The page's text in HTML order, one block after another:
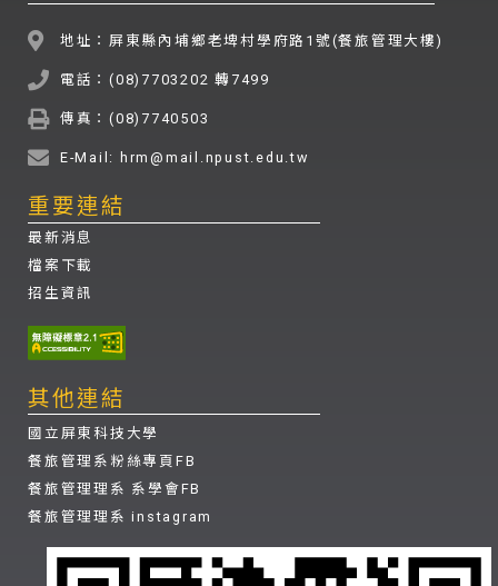
地址：屏東縣內埔鄉老埤村學府路1號(餐旅管理大樓)
電話：(08)7703202 轉7499
傳真：(08)7740503
E-Mail: hrm@mail.npust.edu.tw
重要連結
最新消息
檔案下載
招生資訊
其他連結
國立屏東科技大學
餐旅管理系粉絲專頁FB
餐旅管理理系 系學會FB
餐旅管理理系 instagram